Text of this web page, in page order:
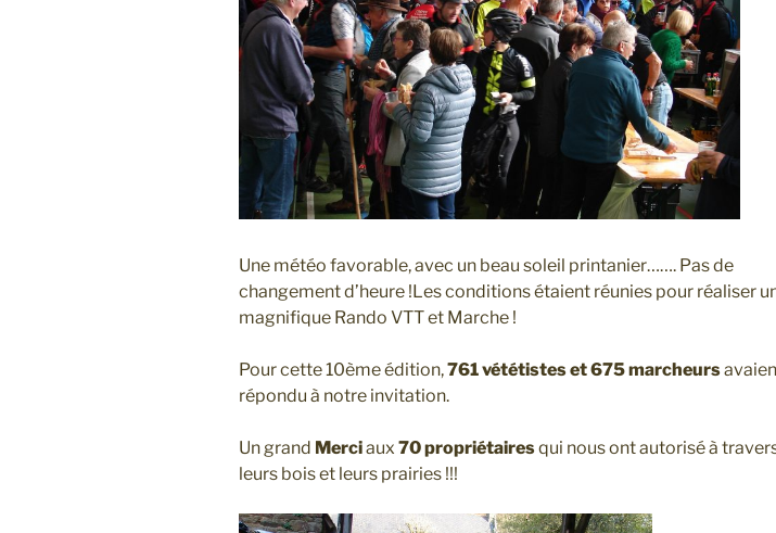
Une météo favorable, avec un beau soleil printanier……. Pas de
changement d’heure !Les conditions étaient réunies pour réaliser
magnifique Rando VTT et Marche !
Pour cette 10ème édition,761 vététistes et 675 marcheurs
répondu à notre invitation.
Un grand Merciaux 70 propriétairesqui nous ont autorisé à
leurs bois et leurs prairies !!!